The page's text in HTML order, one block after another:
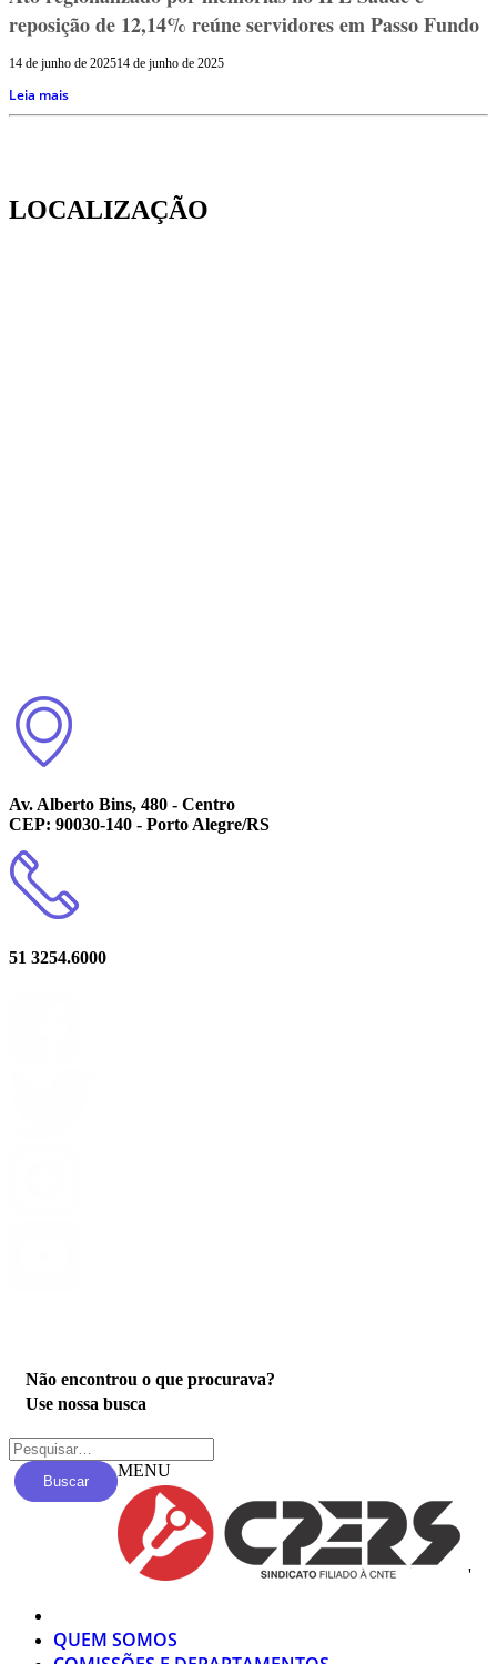
reposição de 12,14% reúne servidores em Passo Fundo
14 de junho de 202514 de junho de 2025
Leia mais
LOCALIZAÇÃO
Av. Alberto Bins, 480 - Centro
CEP: 90030-140 - Porto Alegre/RS
51 3254.6000
Não encontrou o que procurava?
Use nossa busca
Buscar
MENU
'
QUEM SOMOS